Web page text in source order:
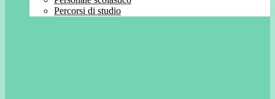
Percorsi di studio